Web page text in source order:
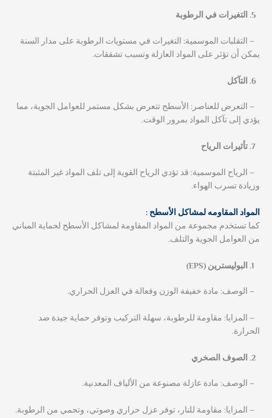
التغيرات في الرطوبة
– التقلبات الموسمية: التغيرات في مستويات الرطوبة على مدار السنة
يمكن أن تؤثر على المواد العازلة وتسبب تشققات.
التآكل
– التعرض للعناصر: الأسطح تتعرض بشكل مستمر للعوامل الجوية، مما
يؤدي إلى تآكل المواد بمرور الوقت.
تأثيرات الرياح
– الرياح الموسمية: قد تؤدي الرياح القوية إلى تلف المواد غير المثبتة
وزيادة تسرب الهواء.
المواد المقاومه لمشاكل الأسطح :
كما تستخدم مجموعة من المواد المقاومة لمشاكل الأسطح لحماية المباني
من العوامل الجوية والتلف.
البوليسترين (EPS)
– الوصف: مادة خفيفة الوزن وفعالة في العزل الحراري.
– المزايا: مقاومة للرطوبة، سهلة التركيب وتوفر حماية جيدة ضد
الحرارة.
الصوف الصخري
– الوصف: مادة عازلة مصنوعة من الألياف المعدنية.
– المزايا: مقاومة للنار، توفر عزل حراري وصوتي، وتحمي من الرطوبة.